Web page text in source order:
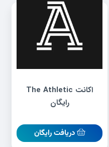
اکانت The Athletic
رایگان
دریافت رایگان